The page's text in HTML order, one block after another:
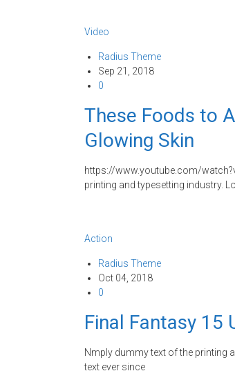
Video
Radius Theme
Sep 21, 2018
0
These Foods to
Glowing Skin
https://www.youtube.com/
printing and typesetting industry.
Action
Radius Theme
Oct 04, 2018
0
Final Fantasy 15
Nmply dummy text of the printing
text ever since